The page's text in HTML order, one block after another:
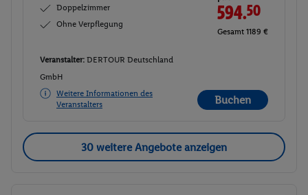
Doppelzimmer
Ohne Verpflegung
594.50
Gesamt 1189 €
Veranstalter: DERTOUR Deutschland
GmbH
Weitere Informationen des
Veranstalters
Buchen
30 weitere Angebote anzeigen